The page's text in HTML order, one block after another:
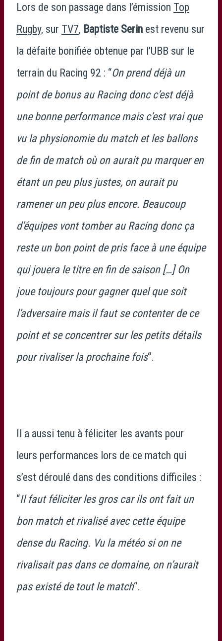
Lors de son passage dans l’émission Top
Rugby, sur TV7, Baptiste Serin est revenu sur
la défaite bonifiée obtenue par l’UBB sur le
terrain du Racing 92 : “On prend déjà un
point de bonus au Racing donc c’est déjà
une bonne performance mais c’est vrai que
vu la physionomie du match et les ballons
de fin de match où on aurait pu marquer en
étant un peu plus justes, on aurait pu
ramener un peu plus encore. Beaucoup
d’équipes vont tomber au Racing donc ça
reste un bon point de pris face à une équipe
qui jouera le titre en fin de saison […] On
joue toujours pour gagner quel que soit
l’adversaire mais il faut se contenter de ce
point et se concentrer sur les petits détails
pour rivaliser la prochaine fois“.
Il a aussi tenu à féliciter les avants pour
leurs performances lors de ce match qui
s’est déroulé dans des conditions difficiles :
“Il faut féliciter les gros car ils ont fait un
bon match et rivalisé avec cette équipe
dense du Racing. Vu la météo si on ne
rivalisait pas dans ce domaine, on n’aurait
pas existé de tout le match“.